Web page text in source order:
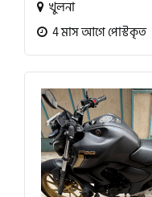
খুলনা
4 মাস আগে পোস্টকৃত